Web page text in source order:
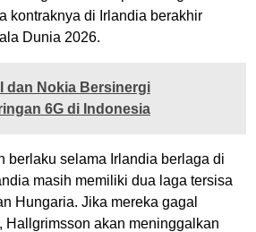
kontraknya di Irlandia berakhir
Dunia 2026.
dan Nokia Bersinergi
6G di Indonesia
berlaku selama Irlandia berlaga di
masih memiliki dua laga tersisa
Hungaria. Jika mereka gagal
Hallgrimsson akan meninggalkan